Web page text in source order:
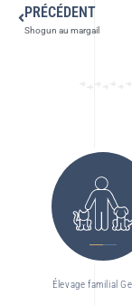
PRÉCÉDENT
Shogun au margail
Élevage familial